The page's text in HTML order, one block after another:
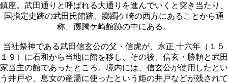
鎮座。武田通りと呼ばれる大通りを進んでいくと突き当たり、
国指定史跡の武田氏館跡、躑躅ケ崎の西方にあることから通
称、躑躅ケ崎館跡の中にある。
当社祭神である武田信玄公の父・信虎が、永正 十六年（１５
１９）に石和から当地に館を移し、その後、信玄・勝頼と武田
家当主の館であったところ。境内には、信玄公が使用したとい
う井戸や、息女の産湯に使ったという姫の井戸などが残されて